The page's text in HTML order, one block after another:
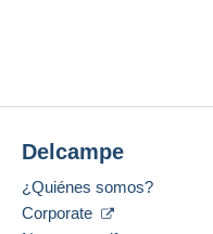
Delcampe
¿Quiénes somos?
Corporate